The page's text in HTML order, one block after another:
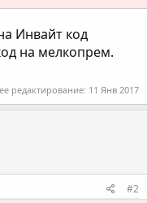
Инвайт код
на мелкопрем.
редактирование: 11 Янв 2017
#2